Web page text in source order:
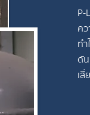
P-
ค
ท
ดั
เ